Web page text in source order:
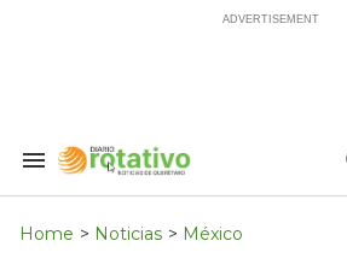
Search
Navigation
Home > Noticias > México